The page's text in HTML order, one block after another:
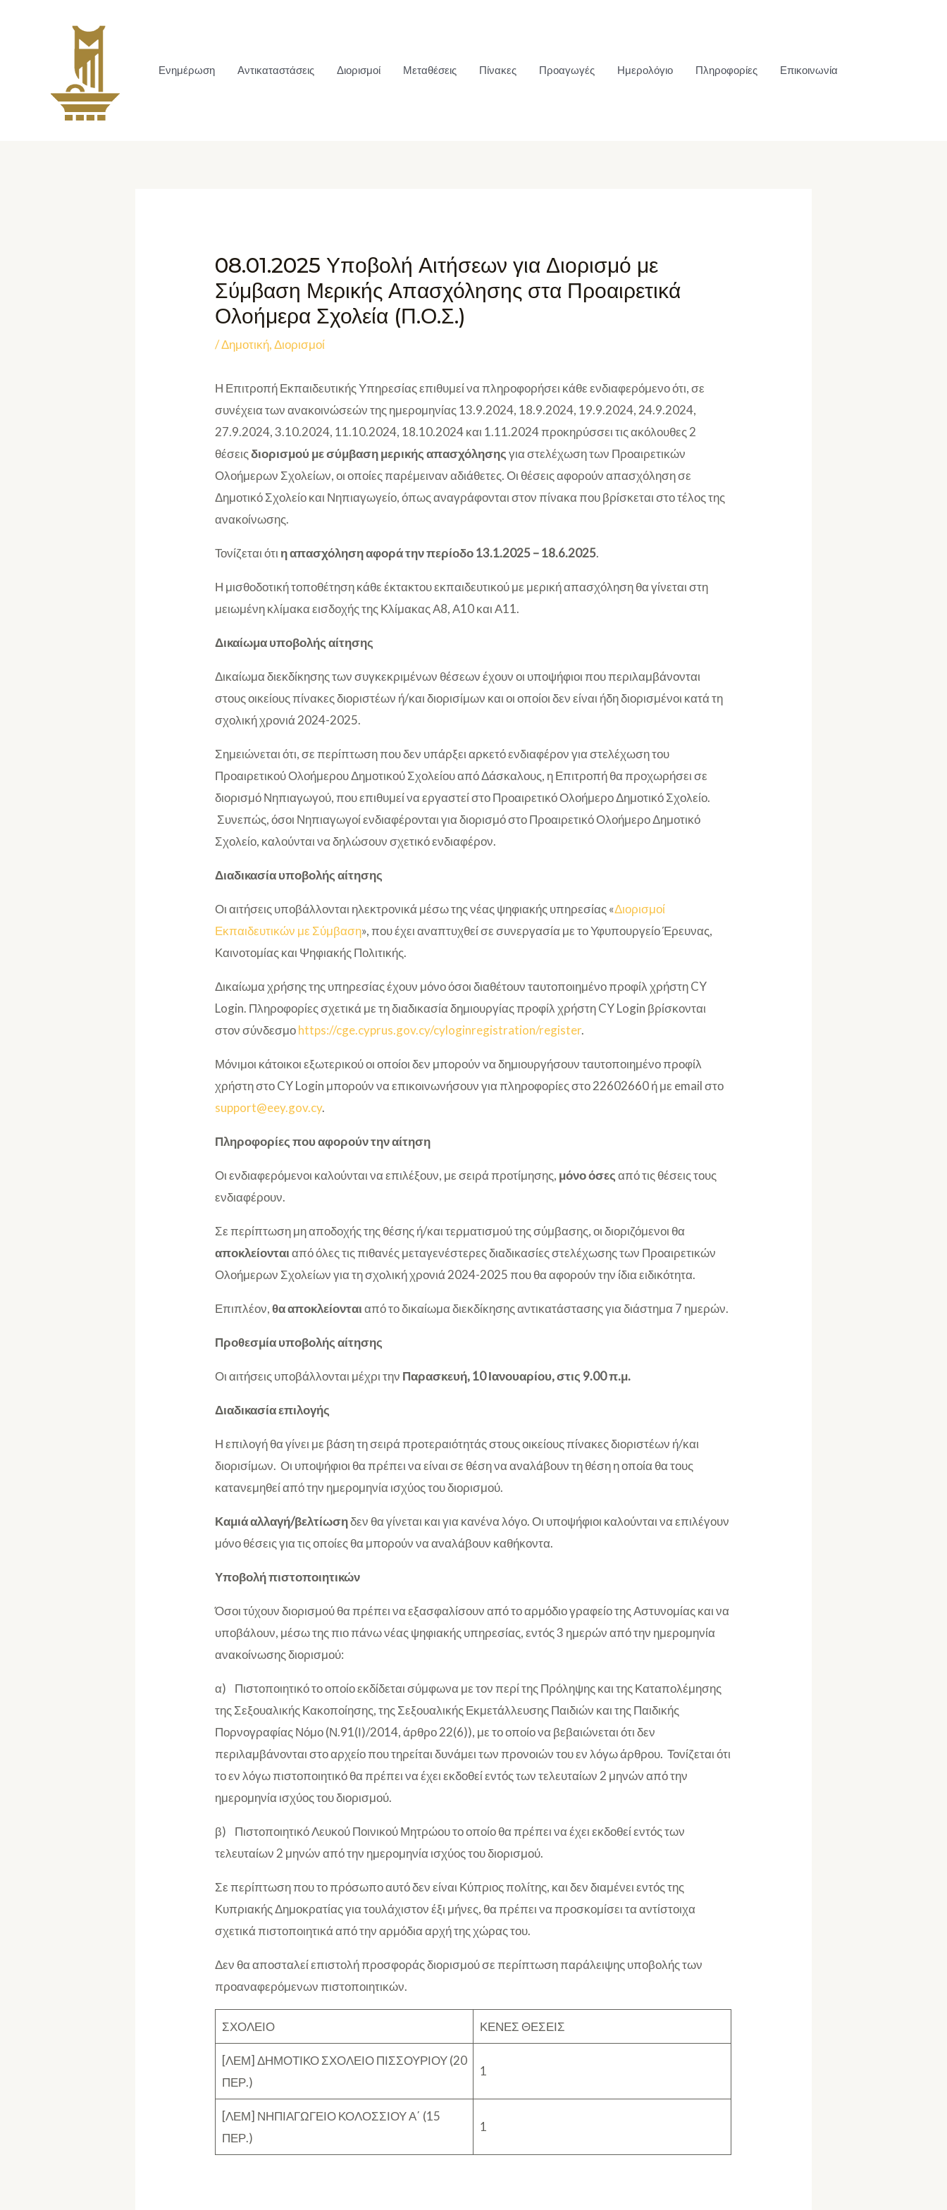
Ενημέρωση Αντικαταστάσεις Διορισμοί Μεταθέσεις Πίνακες Προαγωγές Ημερολόγιο Πληροφορίες Επικοινωνία
08.01.2025 Υποβολή Αιτήσεων για Διορισμό με
Σύμβαση Μερικής Απασχόλησης στα Προαιρετικά
Ολοήμερα Σχολεία (Π.Ο.Σ.)
/Δημοτική,Διορισμοί
Η Επιτροπή Εκπαιδευτικής Υπηρεσίας επιθυμεί να πληροφορήσει κάθε ενδιαφερόμενο ότι, σε
συνέχεια των ανακοινώσεών της ημερομηνίας 13.9.2024, 18.9.2024, 19.9.2024, 24.9.2024,
27.9.2024, 3.10.2024, 11.10.2024, 18.10.2024 και 1.11.2024 προκηρύσσει τις ακόλουθες 2
θέσειςδιορισμού με σύμβαση μερικής απασχόλησηςγια στελέχωση των Προαιρετικών
Ολοήμερων Σχολείων, οι οποίες παρέμειναν αδιάθετες. Οι θέσεις αφορούν απασχόληση σε
Δημοτικό Σχολείο και Νηπιαγωγείο, όπως αναγράφονται στον πίνακα που βρίσκεται στο τέλος της
ανακοίνωσης.
Τονίζεται ότι η απασχόληση αφορά την περίοδο 13.1.2025 – 18.6.2025.
Η μισθοδοτική τοποθέτηση κάθε έκτακτου εκπαιδευτικού με μερική απασχόληση θα γίνεται στη
μειωμένη κλίμακα εισδοχής της Κλίμακας Α8, Α10 και Α11.
Δικαίωμα υποβολής αίτησης
Δικαίωμα διεκδίκησης των συγκεκριμένων θέσεων έχουν οι υποψήφιοι που περιλαμβάνονται
στους οικείους πίνακες διοριστέων ή/και διορισίμων και οι οποίοι δεν είναι ήδη διορισμένοι κατά τη
σχολική χρονιά 2024-2025.
Σημειώνεται ότι, σε περίπτωση που δεν υπάρξει αρκετό ενδιαφέρον για στελέχωση του
Προαιρετικού Ολοήμερου Δημοτικού Σχολείου από Δάσκαλους, η Επιτροπή θα προχωρήσει σε
διορισμό Νηπιαγωγού, που επιθυμεί να εργαστεί στο Προαιρετικό Ολοήμερο Δημοτικό Σχολείο.
Συνεπώς, όσοι Νηπιαγωγοί ενδιαφέρονται για διορισμό στο Προαιρετικό Ολοήμερο Δημοτικό
Σχολείο, καλούνται να δηλώσουν σχετικό ενδιαφέρον.
Διαδικασία υποβολής αίτησης
Οι αιτήσεις υποβάλλονται ηλεκτρονικά μέσω της νέας ψηφιακής υπηρεσίας «Διορισμοί
Εκπαιδευτικών με Σύμβαση», που έχει αναπτυχθεί σε συνεργασία με το Υφυπουργείο Έρευνας,
Καινοτομίας και Ψηφιακής Πολιτικής.
Δικαίωμα χρήσης της υπηρεσίας έχουν μόνο όσοι διαθέτουν ταυτοποιημένο προφίλ χρήστη CY
Login. Πληροφορίες σχετικά με τη διαδικασία δημιουργίας προφίλ χρήστη CY Login βρίσκονται
στον σύνδεσμοhttps://cge.cyprus.gov.cy/cyloginregistration/register.
Μόνιμοι κάτοικοι εξωτερικού οι οποίοι δεν μπορούν να δημιουργήσουν ταυτοποιημένο προφίλ
χρήστη στο CY Login μπορούν να επικοινωνήσουν για πληροφορίες στο 22602660 ή με email στο
support@eey.gov.cy.
Πληροφορίες που αφορούν την αίτηση
Οι ενδιαφερόμενοι καλούνται να επιλέξουν, με σειρά προτίμησης, μόνοόσεςαπό τις θέσεις τους
ενδιαφέρουν.
Σε περίπτωση μη αποδοχής της θέσης ή/και τερματισμού της σύμβασης, οι διοριζόμενοι θα
αποκλείονταιαπό όλες τις πιθανές μεταγενέστερες διαδικασίες στελέχωσης των Προαιρετικών
Ολοήμερων Σχολείων για τη σχολική χρονιά 2024-2025 που θα αφορούν την ίδια ειδικότητα.
Επιπλέον,θα αποκλείονταιαπό το δικαίωμα διεκδίκησης αντικατάστασης για διάστημα 7 ημερών.
Προθεσμία υποβολής αίτησης
Οι αιτήσεις υποβάλλονται μέχρι την Παρασκευή, 10 Ιανουαρίου, στις 9.00 π.μ.
Διαδικασία επιλογής
Η επιλογή θα γίνει με βάση τη σειρά προτεραιότητάς στους οικείους πίνακες διοριστέων ή/και
διορισίμων. Οι υποψήφιοι θα πρέπει να είναι σε θέση να αναλάβουν τη θέση η οποία θα τους
κατανεμηθεί από την ημερομηνία ισχύος του διορισμού.
Καμιά αλλαγή/βελτίωσηδεν θα γίνεται και για κανένα λόγο. Οι υποψήφιοι καλούνται να επιλέγουν
μόνο θέσεις για τις οποίες θα μπορούν να αναλάβουν καθήκοντα.
Υποβολή πιστοποιητικών
Όσοι τύχουν διορισμού θα πρέπει να εξασφαλίσουν από το αρμόδιο γραφείο της Αστυνομίας και να
υποβάλουν, μέσω της πιο πάνω νέας ψηφιακής υπηρεσίας, εντός 3 ημερών από την ημερομηνία
ανακοίνωσης διορισμού:
α) Πιστοποιητικό το οποίο εκδίδεται σύμφωνα με τον περί της Πρόληψης και της Καταπολέμησης
της Σεξουαλικής Κακοποίησης, της Σεξουαλικής Εκμετάλλευσης Παιδιών και της Παιδικής
Πορνογραφίας Νόμο (Ν.91(Ι)/2014, άρθρο 22(6)), με το οποίο να βεβαιώνεται ότι δεν
περιλαμβάνονται στο αρχείο που τηρείται δυνάμει των προνοιών του εν λόγω άρθρου. Τονίζεται ότι
το εν λόγω πιστοποιητικό θα πρέπει να έχει εκδοθεί εντός των τελευταίων 2 μηνών από την
ημερομηνία ισχύος του διορισμού.
β) Πιστοποιητικό Λευκού Ποινικού Μητρώου το οποίο θα πρέπει να έχει εκδοθεί εντός των
τελευταίων 2 μηνών από την ημερομηνία ισχύος του διορισμού.
Σε περίπτωση που το πρόσωπο αυτό δεν είναι Κύπριος πολίτης, και δεν διαμένει εντός της
Κυπριακής Δημοκρατίας για τουλάχιστον έξι μήνες, θα πρέπει να προσκομίσει τα αντίστοιχα
σχετικά πιστοποιητικά από την αρμόδια αρχή της χώρας του.
Δεν θα αποσταλεί επιστολή προσφοράς διορισμού σε περίπτωση παράλειψης υποβολής των
προαναφερόμενων πιστοποιητικών.
ΣΧΟΛΕΙΟ ΚΕΝΕΣ ΘΕΣΕΙΣ
[ΛΕΜ] ΔΗΜΟΤΙΚΟ ΣΧΟΛΕΙΟ ΠΙΣΣΟΥΡΙΟΥ (20
ΠΕΡ.)
1
[ΛΕΜ] ΝΗΠΙΑΓΩΓΕΙΟ ΚΟΛΟΣΣΙΟΥ Α΄ (15
ΠΕΡ.)
1